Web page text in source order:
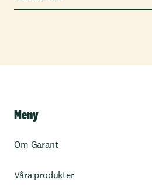
Meny
Om Garant
Våra produkter